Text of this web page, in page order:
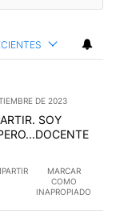
DE 2023
SOY
MARCAR
COMO
INAPROPIADO